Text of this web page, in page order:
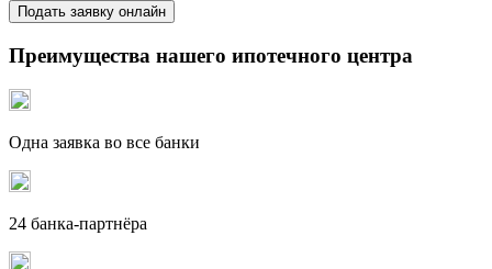
Подать заявку онлайн
Преимущества нашего ипотечного центра
Одна заявка во все банки
24 банка-партнёра